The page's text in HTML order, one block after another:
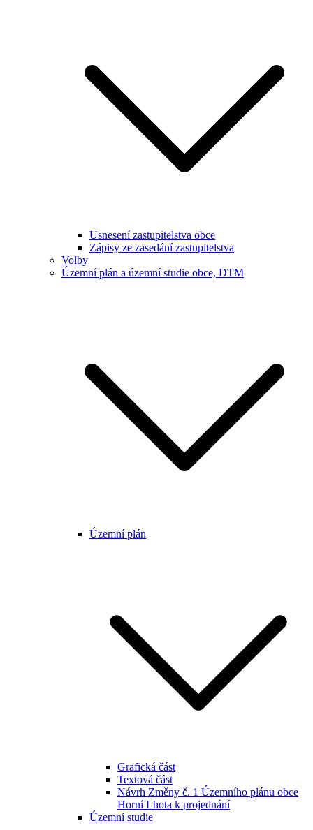
Usnesení zastupitelstva obce
Zápisy ze zasedání zastupitelstva
Volby
Územní plán a územní studie obce, DTM
Územní plán
Grafická část
Textová část
Návrh Změny č. 1 Územního plánu obce
Horní Lhota k projednání
Územní studie